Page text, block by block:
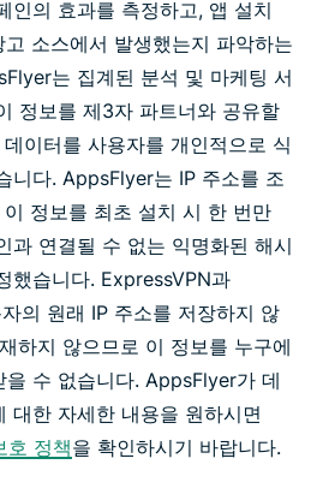
인의 효과를 측정하고, 앱 설치
소스에서 발생했는지 파악하는
는 집계된 분석 및 마케팅 서
정보를 제3자 파트너와 공유할
이터를 사용자를 개인적으로 식
니다. AppsFlyer는 IP 주소를 조
정보를 최초 설치 시 한 번만
과 연결될 수 없는 익명화된 해시
했습니다. ExpressVPN과
의 원래 IP 주소를 저장하지 않
하지 않으므로 이 정보를 누구에
수 없습니다. AppsFlyer가 데
대한 자세한 내용을 원하시면
호 정책을 확인하시기 바랍니다.